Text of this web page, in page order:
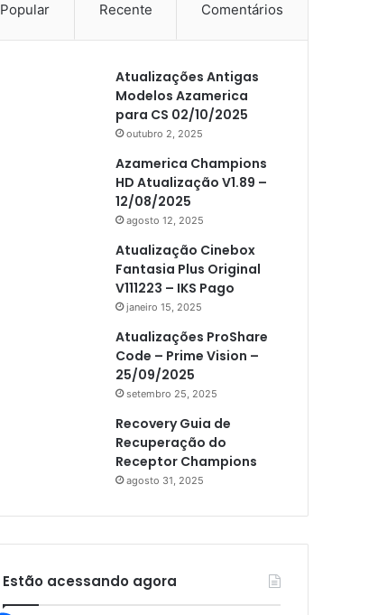
Popular Recente Comentários
Atualizações Antigas
Modelos Azamerica
para CS 02/10/2025
outubro 2, 2025
Azamerica Champions
HD Atualização V1.89 –
12/08/2025
agosto 12, 2025
Atualização Cinebox
Fantasia Plus Original
V111223 – IKS Pago
janeiro 15, 2025
Atualizações ProShare
Code – Prime Vision –
25/09/2025
setembro 25, 2025
Recovery Guia de
Recuperação do
Receptor Champions
agosto 31, 2025
Estão acessando agora